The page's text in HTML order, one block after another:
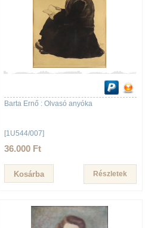
Barta Ernő : Olvasó anyóka
[1U544/007]
36.000 Ft
Részletek